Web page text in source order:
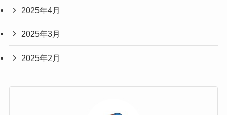
2025年4月
2025年3月
2025年2月